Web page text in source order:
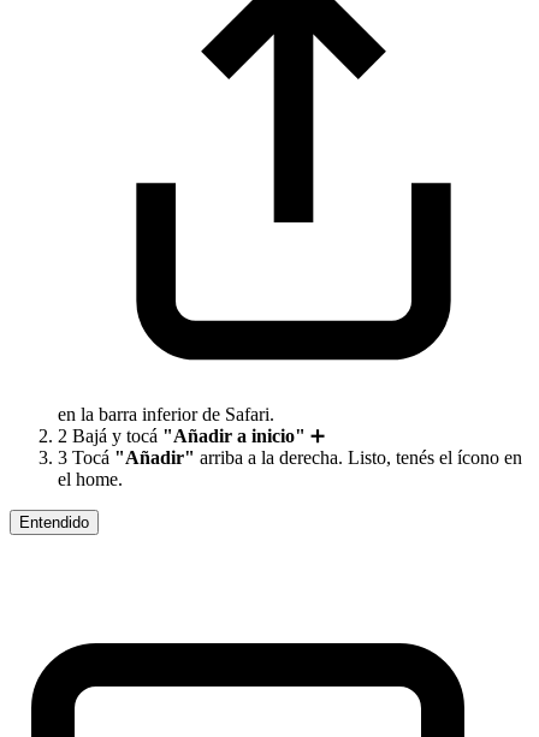
en la barra inferior de Safari.
2 Bajá y tocá "Añadir a inicio" ➕
3 Tocá "Añadir" arriba a la derecha. Listo, tenés el ícono en
el home.
Entendido